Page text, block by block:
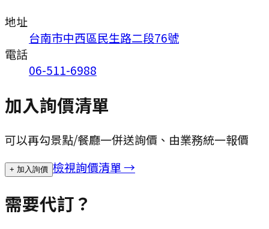
地址
台南市中西區民生路二段76號
電話
06-511-6988
加入詢價清單
可以再勾景點/餐廳一併送詢價、由業務統一報價
+ 加入詢價 檢視詢價清單 →
需要代訂？